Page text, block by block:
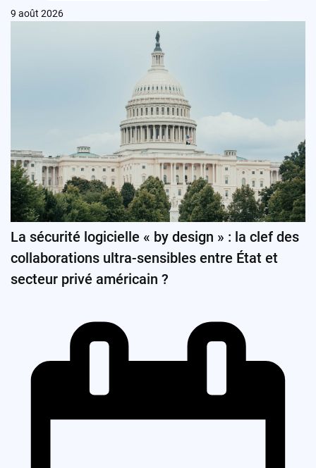
9 août 2026
La sécurité logicielle « by design » : la clef des
collaborations ultra-sensibles entre État et
secteur privé américain ?